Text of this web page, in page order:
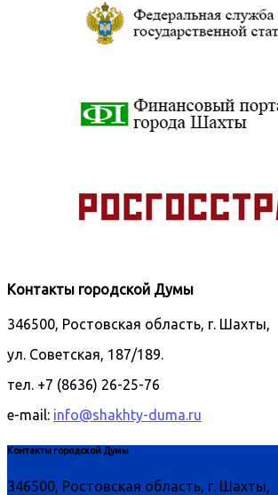
Контакты городской Думы
346500, Ростовская область, г. Шахты,
ул. Советская, 187/189.
тел. +7 (8636) 26-25-76
e-mail: info@shakhty-duma.ru
Контакты городской Думы
346500, Ростовская область, г. Шахты,